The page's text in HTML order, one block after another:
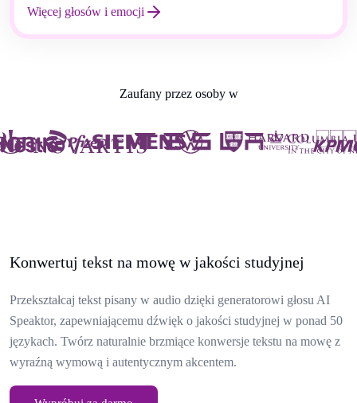
Więcej głosów i emocji
Zaufany przez osoby w
Konwertuj tekst na mowę w jakości studyjnej
Przekształcaj tekst pisany w audio dzięki generatorowi głosu AI
Speaktor, zapewniającemu dźwięk o jakości studyjnej w ponad 50
językach. Twórz naturalnie brzmiące konwersje tekstu na mowę z
wyraźną wymową i autentycznym akcentem.